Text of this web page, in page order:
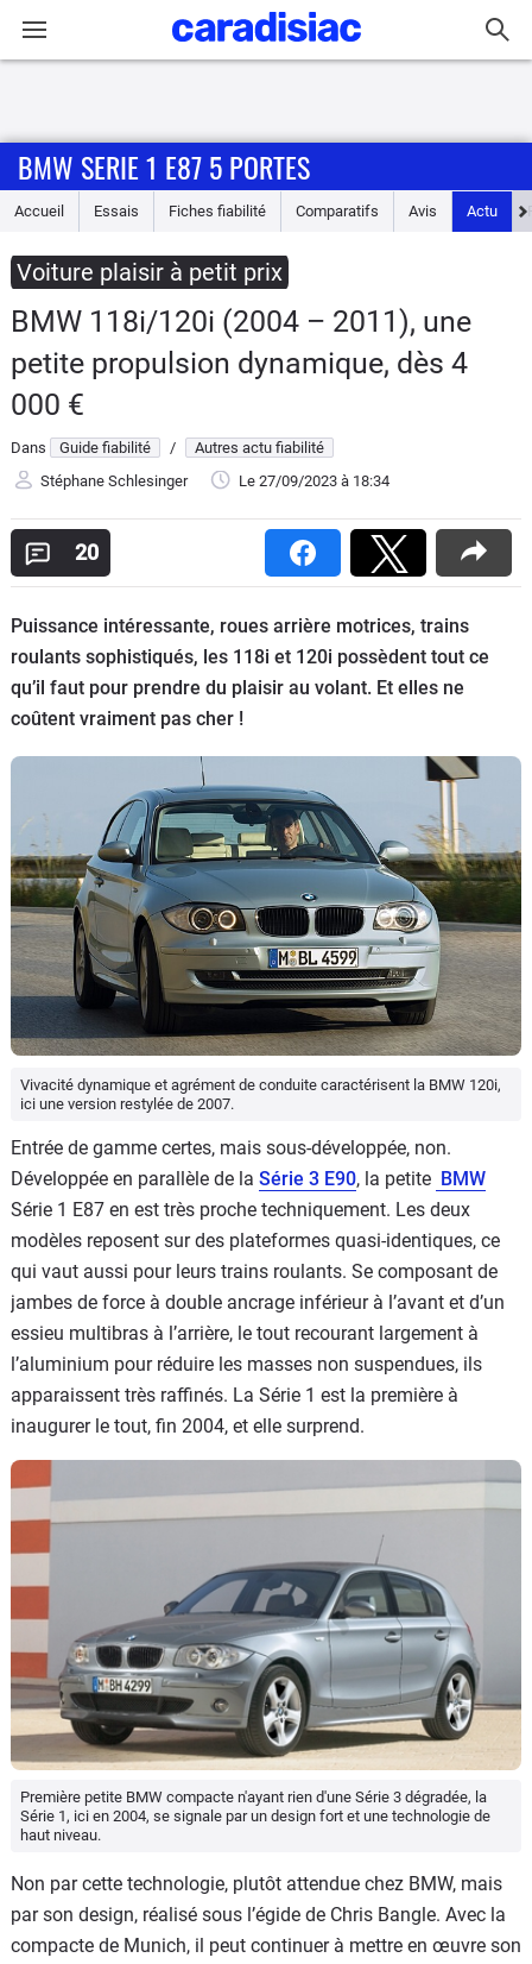
Accueil
Essais
Guide
d'achat
Electriques
Flottes
Auto
Services
Forum
Marques
BMW SERIE 1 E87 5 PORTES
Accueil Essais Fiches fiabilité Comparatifs Avis Actu
Voiture plaisir à petit prix
BMW 118i/120i (2004 – 2011), une
petite propulsion dynamique, dès 4
000 €
Dans Guide fiabilité /
Autres actu fiabilité
Stéphane Schlesinger
Le 27/09/2023 à 18:34
20
Puissance intéressante, roues arrière motrices, trains
roulants sophistiqués, les 118i et 120i possèdent tout ce
qu’il faut pour prendre du plaisir au volant. Et elles ne
coûtent vraiment pas cher !
Vivacité dynamique et agrément de conduite caractérisent la BMW 120i,
ici une version restylée de 2007.
Entrée de gamme certes, mais sous-développée, non.
Développée en parallèle de la Série 3 E90, la petite BMW
Série 1 E87 en est très proche techniquement. Les deux
modèles reposent sur des plateformes quasi-identiques, ce
qui vaut aussi pour leurs trains roulants. Se composant de
jambes de force à double ancrage inférieur à l’avant et d’un
essieu multibras à l’arrière, le tout recourant largement à
l’aluminium pour réduire les masses non suspendues, ils
apparaissent très raffinés. La Série 1 est la première à
inaugurer le tout, fin 2004, et elle surprend.
Première petite BMW compacte n'ayant rien d'une Série 3 dégradée, la
Série 1, ici en 2004, se signale par un design fort et une technologie de
haut niveau.
Non par cette technologie, plutôt attendue chez BMW, mais
par son design, réalisé sous l’égide de Chris Bangle. Avec la
compacte de Munich, il peut continuer à mettre en œuvre son